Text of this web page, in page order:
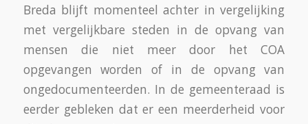
Breda blijft momenteel achter in vergelijking
met vergelijkbare steden in de opvang van
mensen die niet meer door het COA
opgevangen worden of in de opvang van
ongedocumenteerden. In de gemeenteraad is
eerder gebleken dat er een meerderheid voor